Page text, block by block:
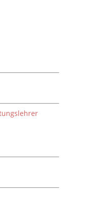
2025